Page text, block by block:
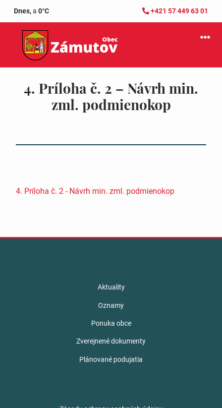
Dnes,a 0°C +421 57 449 63 01
4. Príloha č. 2 – Návrh min.
zml. podmienokop
4. Príloha č. 2 - Návrh min. zml. podmienokop
Aktuality
Oznamy
Ponuka obce
Zverejnené dokumenty
Plánované podujatia